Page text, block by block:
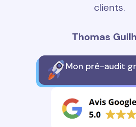
clients.
Thomas
Mon pré-audit